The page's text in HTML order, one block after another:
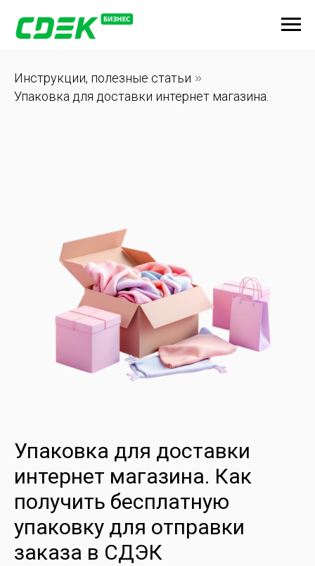
Инструкции, полезные статьи »
Упаковка для доставки интернет магазина.
Упаковка для доставки
интернет магазина. Как
получить бесплатную
упаковку для отправки
заказа в СДЭК